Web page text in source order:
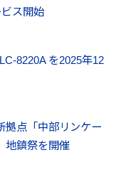
ビス開始
8220A を2025年12
拠点「中部リンケー
地鎮祭を開催